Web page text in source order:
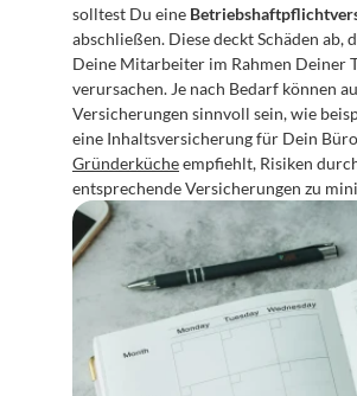
solltest Du eine
abschließen. Diese deckt Schäden ab,
Deine Mitarbeiter im Rahmen Deiner
verursachen. Je nach Bedarf können
Versicherungen sinnvoll sein, wie
Gründerküche empfiehlt, Risiken
entsprechende Versicherungen zu